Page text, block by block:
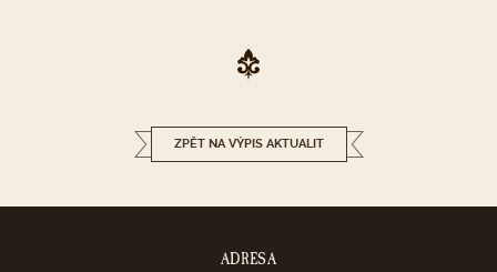
ZPĚT NA VÝPIS AKTUALIT
ADRESA